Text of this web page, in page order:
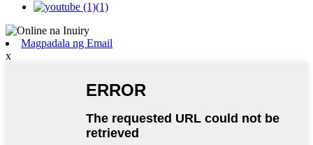
Magpadala ng Email
x